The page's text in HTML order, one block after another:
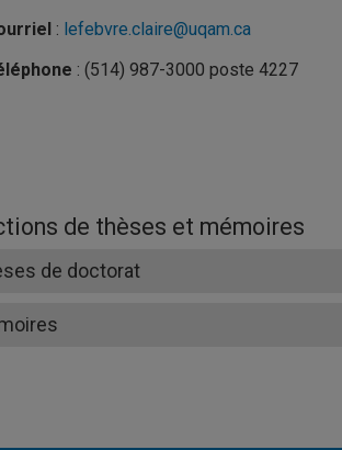
: lefebvre.claire@uqam.ca
: (514) 987-3000 poste 4227
de thèses et mémoires
de doctorat